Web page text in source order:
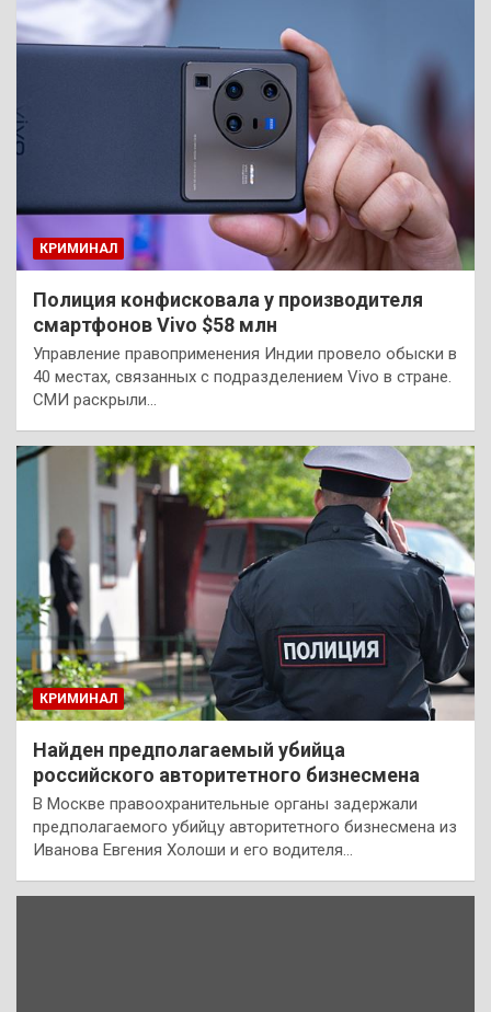
КРИМИНАЛ
Полиция конфисковала у производителя
смартфонов Vivo $58 млн
Управление правоприменения Индии провело обыски в
40 местах, связанных с подразделением Vivo в стране.
СМИ раскрыли…
КРИМИНАЛ
Найден предполагаемый убийца
российского авторитетного бизнесмена
В Москве правоохранительные органы задержали
предполагаемого убийцу авторитетного бизнесмена из
Иванова Евгения Холоши и его водителя…